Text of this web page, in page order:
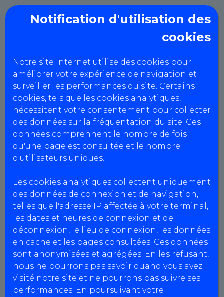
Notification d'utilisation des
cookies
Notre site Internet utilise des cookies pour
améliorer votre expérience de navigation et
surveiller les performances du site. Certains
cookies, tels que les cookies analytiques,
nécessitent votre consentement pour collecter
des données sur la fréquentation du site. Ces
données comprennent le nombre de fois
qu'une page est consultée et le nombre
d'utilisateurs uniques.
Les cookies analytiques collectent uniquement
des données de connexion et de navigation,
telles que l'adresse IP affectée à votre terminal,
les dates et heures de connexion et de
déconnexion, le lieu de connexion, les données
en cache et les pages consultées. Ces données
sont anonymisées et agrégées. En les refusant,
nous ne pourrons pas savoir quand vous avez
visité notre site et ne pourrons pas suivre ses
performances. En poursuivant votre
AutoControle88
Mentions Légales
Informations centres
CENTRE GRANDRUPT
Agrément : S088Z085
SIRET : 405 386 947 00015
FR73405386947
Capital social : 10671.43 €
CENTRE GRANDRUPT
Agrément : L088Z122
SIRET : 405 386 947 00015
N° intracommunautaire :
FR73405386947
Capital social : 10671.43 €